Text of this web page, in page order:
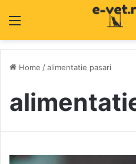
Home /alimentatie pasari